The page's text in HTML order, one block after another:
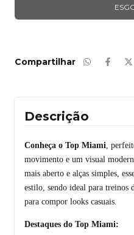
Compartilhar
Descrição
Conheça o Top Miami,
movimento e um visual
mais aberto e alças simples,
estilo, sendo ideal para treinos
para compor looks casuais.
Destaques do Top Miami: